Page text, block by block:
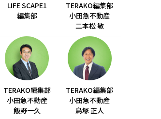
LIFE SCAPE1
編集部
TERAKO編集部
小田急不動産
二本松 敏
TERAKO編集部
小田急不動産
飯野一久
TERAKO編集部
小田急不動産
鳥塚 正人